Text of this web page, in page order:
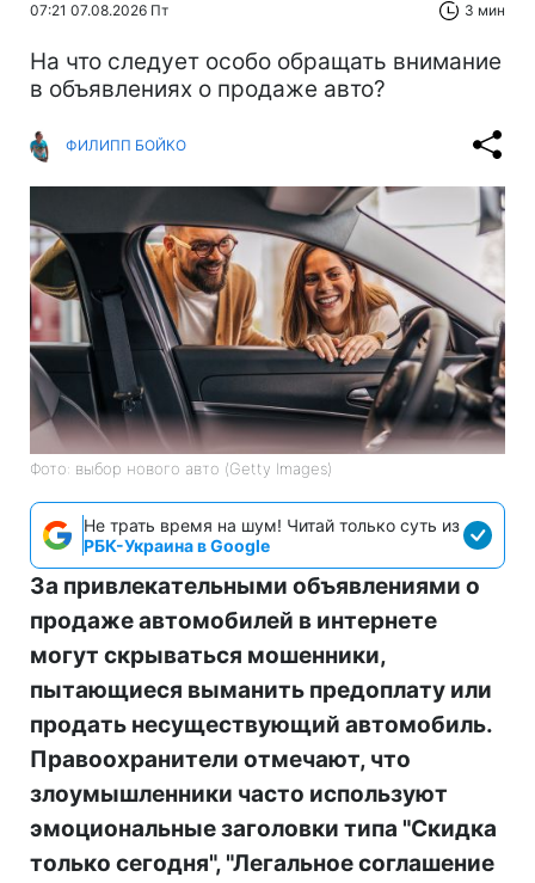
07:21 07.08.2026 Пт 3 мин
На что следует особо обращать внимание
в объявлениях о продаже авто?
ФИЛИПП БОЙКО
Фото: выбор нового авто (Getty Images)
Не трать время на шум! Читай только суть из
РБК-Украина в Google
За привлекательными объявлениями о
продаже автомобилей в интернете
могут скрываться мошенники,
пытающиеся выманить предоплату или
продать несуществующий автомобиль.
Правоохранители отмечают, что
злоумышленники часто используют
эмоциональные заголовки типа "Скидка
только сегодня", "Легальное соглашение